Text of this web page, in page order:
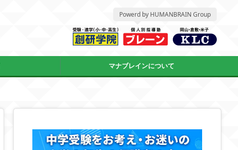
マナブレインについて
Powerd by HUMANBRAIN Group